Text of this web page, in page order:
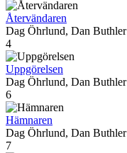
Återvändaren
Dag Öhrlund, Dan Buthler
4
Uppgörelsen
Dag Öhrlund, Dan Buthler
6
Hämnaren
Dag Öhrlund, Dan Buthler
7